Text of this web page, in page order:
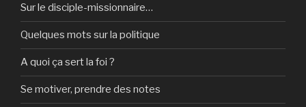
Sur le disciple-missionnaire…
Quelques mots sur la politique
A quoi ça sert la foi ?
Se motiver, prendre des notes